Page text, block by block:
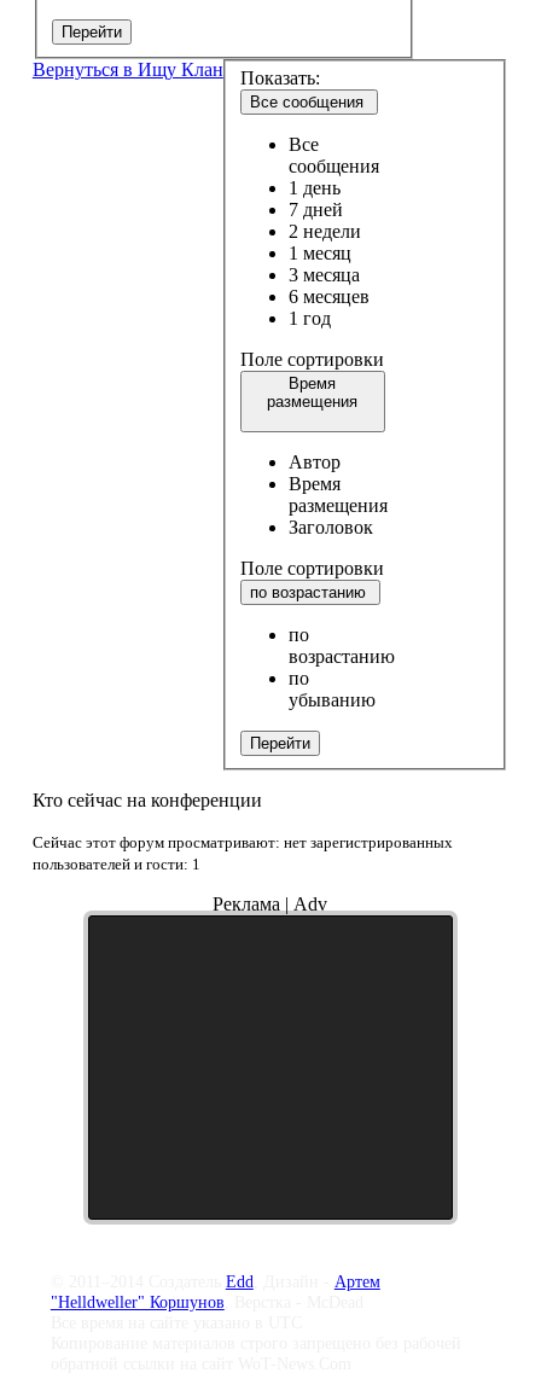
Перейти
Вернуться в Ищу Клан Показать:
Все сообщения
Все
сообщения
1 день
7 дней
2 недели
1 месяц
3 месяца
6 месяцев
1 год
Поле сортировки
Время
размещения
Автор
Время
размещения
Заголовок
Поле сортировки
по возрастанию
по
возрастанию
по
убыванию
Перейти
Кто сейчас на конференции
Сейчас этот форум просматривают: нет зарегистрированных
пользователей и гости: 1
Реклама | Adv
Edd, Дизайн - Артем
"Helldweller" Коршунов